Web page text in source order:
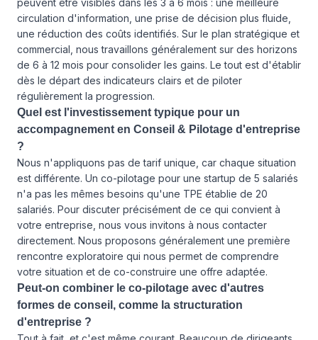
peuvent être visibles dans les 3 à 6 mois : une meilleure
circulation d'information, une prise de décision plus fluide,
une réduction des coûts identifiés. Sur le plan stratégique et
commercial, nous travaillons généralement sur des horizons
de 6 à 12 mois pour consolider les gains. Le tout est d'établir
dès le départ des indicateurs clairs et de piloter
régulièrement la progression.
Quel est l'investissement typique pour un
accompagnement en Conseil & Pilotage d'entreprise
?
Nous n'appliquons pas de tarif unique, car chaque situation
est différente. Un co-pilotage pour une startup de 5 salariés
n'a pas les mêmes besoins qu'une TPE établie de 20
salariés. Pour discuter précisément de ce qui convient à
votre entreprise, nous vous invitons à nous contacter
directement. Nous proposons généralement une première
rencontre exploratoire qui nous permet de comprendre
votre situation et de co-construire une offre adaptée.
Peut-on combiner le co-pilotage avec d'autres
formes de conseil, comme la structuration
d'entreprise ?